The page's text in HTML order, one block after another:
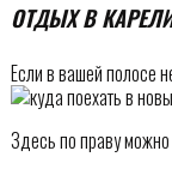
ОТДЫХ В
Если в вашей полосе
Здесь по праву можно